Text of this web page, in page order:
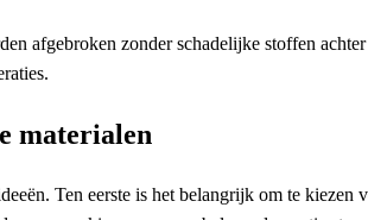
afgebroken zonder schadelijke stoffen
materialen
Ten eerste is het belangrijk om te